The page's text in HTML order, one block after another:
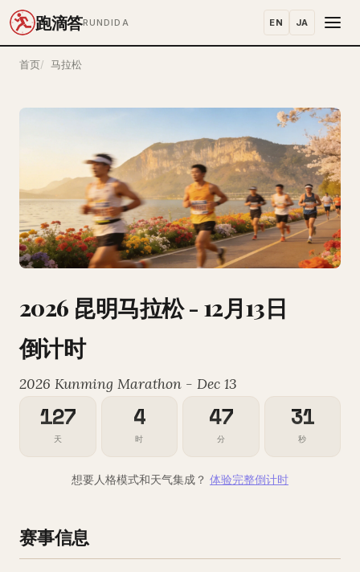
跑滴答RUNDIDA EN JA
首页 马拉松
2026 昆明马拉松 - 12月13日
倒计时
2026 Kunming Marathon - Dec 13
127
天
4
时
47
分
30
秒
想要人格模式和天气集成？ 体验完整倒计时
赛事信息